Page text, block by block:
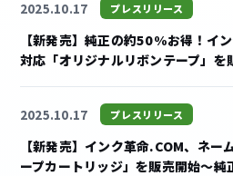
2025.10.17 プレスリリース
【新発売】純正の約50%お得！イ
対応「オリジナルリボンテープ」を
2025.10.17 プレスリリース
【新発売】インク革命.COM、ネー
ープカートリッジ」を販売開始〜